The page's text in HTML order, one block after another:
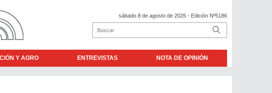
sábado 8 de agosto de 2026 - Edición Nº5186
Y AGRO ENTREVISTAS NOTA DE OPINIÓN